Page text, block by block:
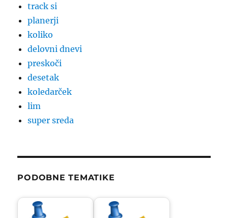
track si
planerji
koliko
delovni dnevi
preskoči
desetak
koledarček
lim
super sreda
PODOBNE TEMATIKE